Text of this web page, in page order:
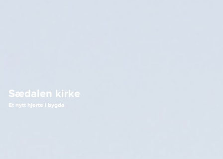
Sædalen kirke
Et nytt hjerte i bygda